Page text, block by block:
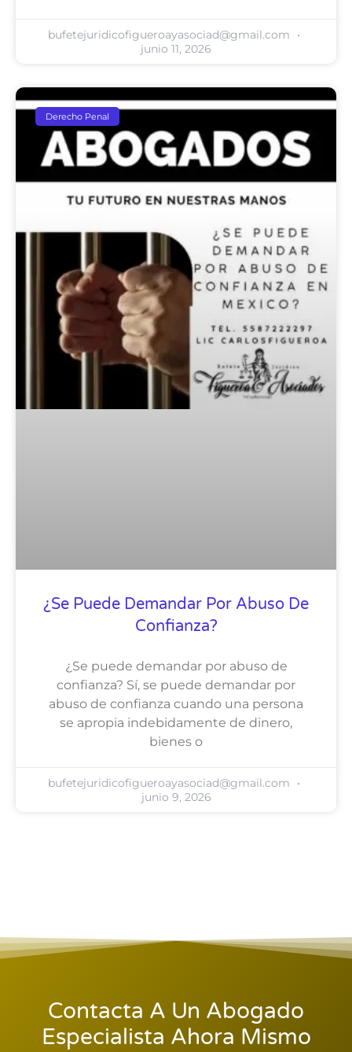
bufetejuridicofigueroayasociad@gmail.com
junio 11, 2026
Derecho Penal
¿Se Puede Demandar Por Abuso De
Confianza?
¿Se puede demandar por abuso de
confianza? Sí, se puede demandar por
abuso de confianza cuando una persona
se apropia indebidamente de dinero,
bienes o
bufetejuridicofigueroayasociad@gmail.com
junio 9, 2026
Contacta A Un Abogado
Especialista Ahora Mismo